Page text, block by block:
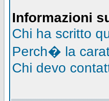
Informazioni
Chi ha scritto
Perch� la
Chi devo